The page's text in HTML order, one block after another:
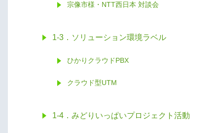
宗像市様・NTT西日本 対談会
1-3．ソリューション環境ラベル
ひかりクラウドPBX
クラウド型UTM
1-4．みどりいっぱいプロジェクト活動